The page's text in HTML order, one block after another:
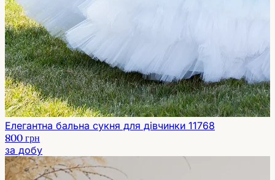
Елегантна бальна сукня для дівчинки 11768
800 грн
за добу